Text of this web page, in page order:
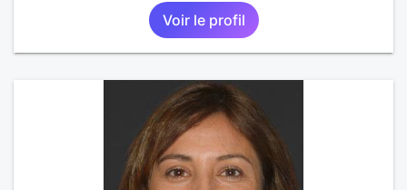
Voir le profil